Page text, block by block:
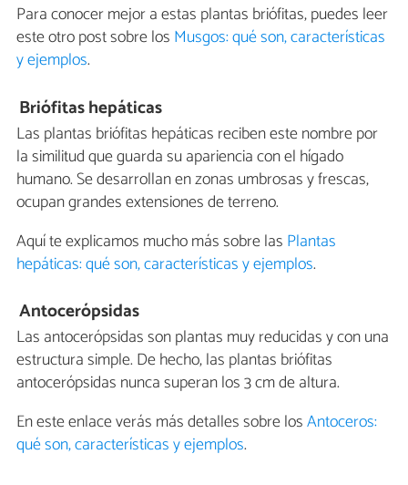
Para conocer mejor a estas plantas briófitas, puedes leer
este otro post sobre los Musgos: qué son, características
y ejemplos.
Briófitas hepáticas
Las plantas briófitas hepáticas reciben este nombre por
la similitud que guarda su apariencia con el hígado
humano. Se desarrollan en zonas umbrosas y frescas,
ocupan grandes extensiones de terreno.
Aquí te explicamos mucho más sobre las Plantas
hepáticas: qué son, características y ejemplos.
Antocerópsidas
Las antocerópsidas son plantas muy reducidas y con una
estructura simple. De hecho, las plantas briófitas
antocerópsidas nunca superan los 3 cm de altura.
En este enlace verás más detalles sobre losAntoceros:
qué son, características y ejemplos.